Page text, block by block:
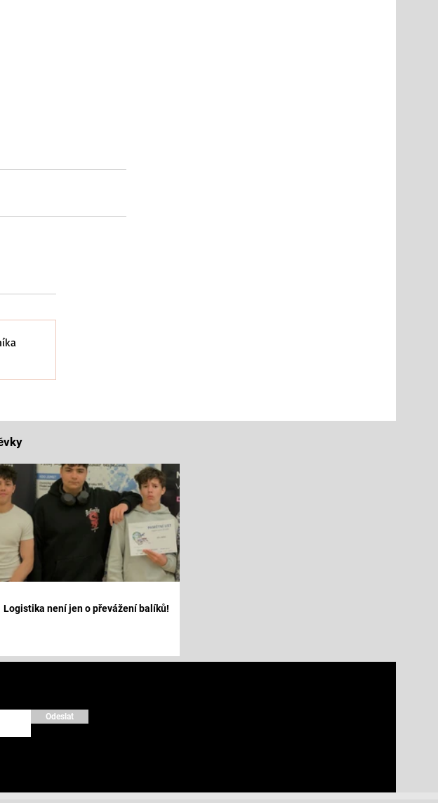
Logistika není jen o převážení balíků!
Odeslat